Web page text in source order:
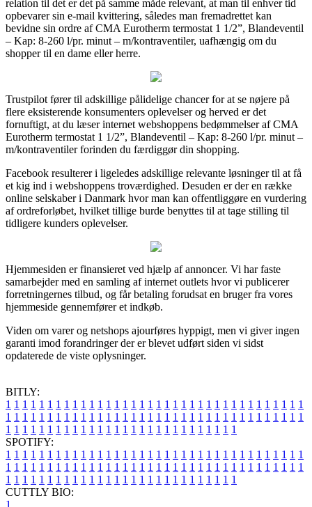
relation til det er det på samme måde relevant, at man til enhver tid
opbevarer sin e-mail kvittering, således man fremadrettet kan
bevidne sin ordre af CMA Eurotherm termostat 1 1/2”, Blandeventil
– Kap: 8-260 l/pr. minut – m/kontraventiler, uafhængig om du
shopper til en dame eller herre.
Trustpilot fører til adskillige pålidelige chancer for at se nøjere på
flere eksisterende konsumenters oplevelser og herved er det
fornuftigt, at du læser internet webshoppens bedømmelser af CMA
Eurotherm termostat 1 1/2”, Blandeventil – Kap: 8-260 l/pr. minut –
m/kontraventiler forinden du færdiggør din shopping.
Facebook resulterer i ligeledes adskillige relevante løsninger til at få
et kig ind i webshoppens troværdighed. Desuden er der en række
online selskaber i Danmark hvor man kan offentliggøre en vurdering
af ordreforløbet, hvilket tillige burde benyttes til at tage stilling til
tidligere kunders oplevelser.
Hjemmesiden er finansieret ved hjælp af annoncer. Vi har faste
samarbejder med en samling af internet outlets hvor vi publicerer
forretningernes tilbud, og får betaling forudsat en bruger fra vores
hjemmeside gennemfører et indkøb.
Viden om varer og netshops ajourføres hyppigt, men vi giver ingen
garanti imod forandringer der er blevet udført siden vi sidst
opdaterede de viste oplysninger.
BITLY:
1 1 1 1 1 1 1 1 1 1 1 1 1 1 1 1 1 1 1 1 1 1 1 1 1 1 1 1 1 1 1 1 1 1 1 1
1 1 1 1 1 1 1 1 1 1 1 1 1 1 1 1 1 1 1 1 1 1 1 1 1 1 1 1 1 1 1 1 1 1 1 1
1 1 1 1 1 1 1 1 1 1 1 1 1 1 1 1 1 1 1 1 1 1 1 1 1 1 1 1
SPOTIFY:
1 1 1 1 1 1 1 1 1 1 1 1 1 1 1 1 1 1 1 1 1 1 1 1 1 1 1 1 1 1 1 1 1 1 1 1
1 1 1 1 1 1 1 1 1 1 1 1 1 1 1 1 1 1 1 1 1 1 1 1 1 1 1 1 1 1 1 1 1 1 1 1
1 1 1 1 1 1 1 1 1 1 1 1 1 1 1 1 1 1 1 1 1 1 1 1 1 1 1 1
CUTTLY BIO:
1